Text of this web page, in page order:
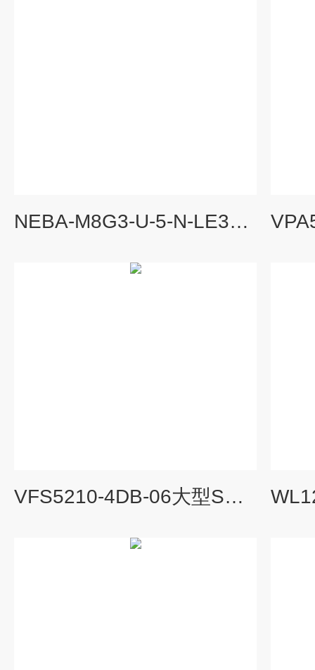
NEBA-M8G3-U-5-N-LE3FESTO连接电缆结构及用途
VFS5210-4DB-06大型SMC三通电磁阀VP3145-045DZA-F-Q属性